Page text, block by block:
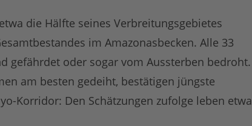
die Hälfte seines Verbreitungsgebietes
im Amazonasbecken. Alle 33
gefährdet oder sogar vom Aussterben bedroht.
am besten gedeiht, bestätigen jüngste
Korridor: Den Schätzungen zufolge leben etwa